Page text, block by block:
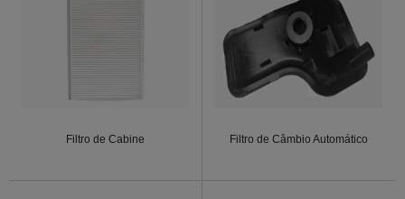
Filtro de Cabine Filtro de Câmbio Automático